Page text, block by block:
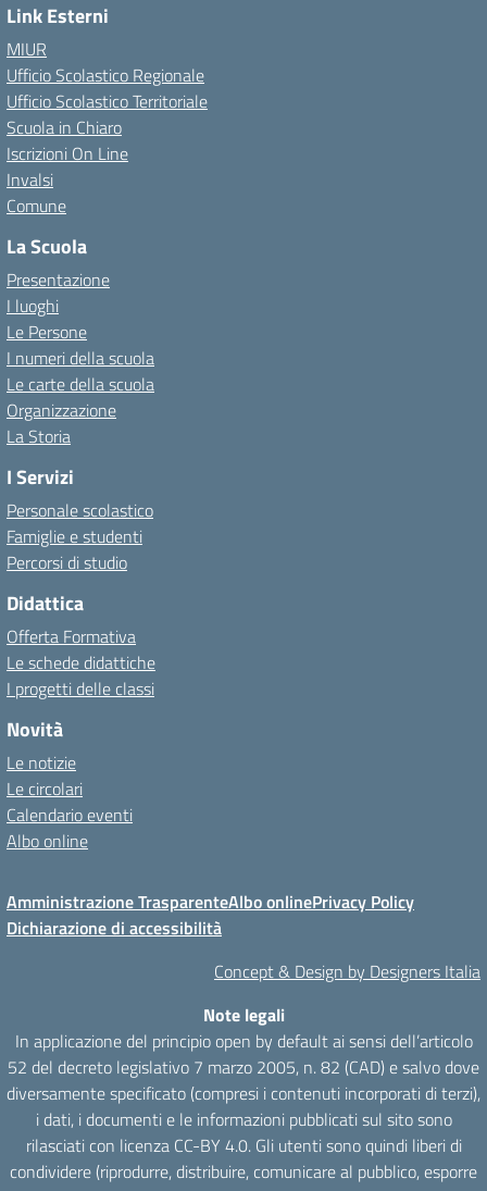
Link Esterni
MIUR
Ufficio Scolastico Regionale
Ufficio Scolastico Territoriale
Scuola in Chiaro
Iscrizioni On Line
Invalsi
Comune
La Scuola
Presentazione
I luoghi
Le Persone
I numeri della scuola
Le carte della scuola
Organizzazione
La Storia
I Servizi
Personale scolastico
Famiglie e studenti
Percorsi di studio
Didattica
Offerta Formativa
Le schede didattiche
I progetti delle classi
Novità
Le notizie
Le circolari
Calendario eventi
Albo online
Amministrazione TrasparenteAlbo onlinePrivacy Policy
Dichiarazione di accessibilità
Concept & Design by Designers Italia
Note legali
In applicazione del principio open by default ai sensi dell’articolo
52 del decreto legislativo 7 marzo 2005, n. 82 (CAD) e salvo dove
diversamente specificato (compresi i contenuti incorporati di terzi),
i dati, i documenti e le informazioni pubblicati sul sito sono
rilasciati con licenza CC-BY 4.0. Gli utenti sono quindi liberi di
condividere (riprodurre, distribuire, comunicare al pubblico, esporre